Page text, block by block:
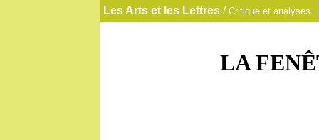
Les Arts et les Lettres / Critique et analyses
LA